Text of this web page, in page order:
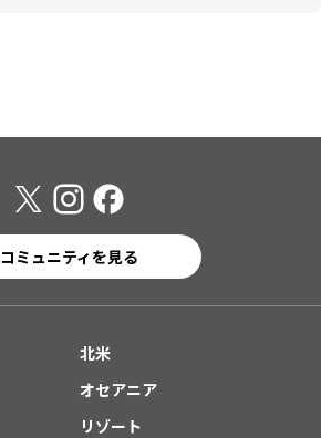
コミュニティを見る
北米
オセアニア
リゾート